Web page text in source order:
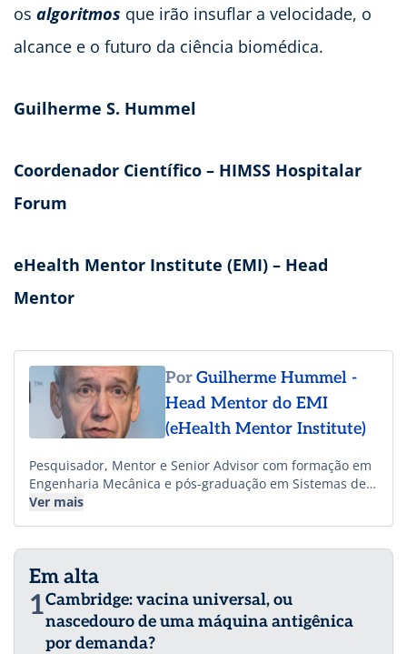
os algoritmos que irão insuflar a velocidade, o
alcance e o futuro da ciência biomédica.
Guilherme S. Hummel
Coordenador Científico – HIMSS Hospitalar
Forum
eHealth Mentor Institute (EMI) – Head
Mentor
PorGuilherme Hummel -
Head Mentor do EMI
(eHealth Mentor Institute)
Pesquisador, Mentor e Senior Advisor com formação em
Engenharia Mecânica e pós-graduação em Sistemas de
Informação, com mais de 27 anos de atuação em digital
Atua na mentoria de projetos globais de saúde, sendo
advisory-partner de organizações de pesquisa e
inovação, como a britânica “The Open Data Institute”
(ODI), onde participa de projetos em vários países.
Conferencista e articulista, é autor de seis livros sobre o
Ver mais
Em alta
1Cambridge: vacina universal, ou
nascedouro de uma máquina antigênica
por demanda?